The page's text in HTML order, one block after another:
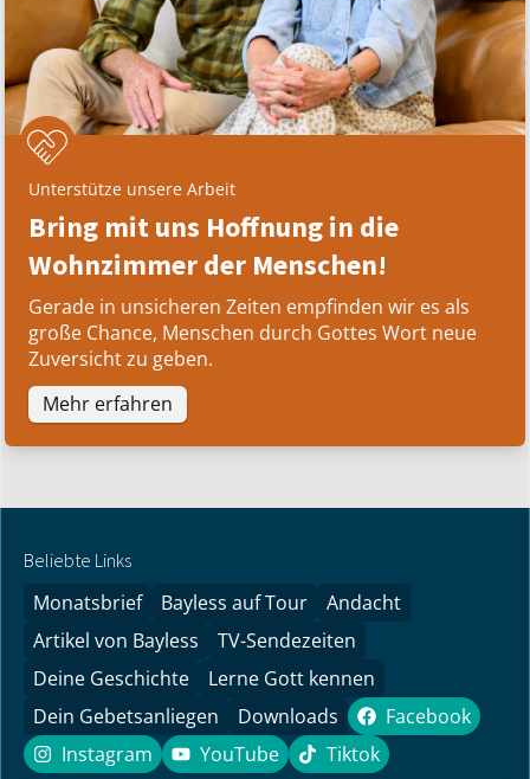
Unterstütze unsere Arbeit
Bring mit uns Hoffnung in die
Wohnzimmer der Menschen!
Gerade in unsicheren Zeiten empfinden wir es als
große Chance, Menschen durch Gottes Wort neue
Zuversicht zu geben.
Mehr erfahren
Beliebte Links
Monatsbrief Bayless auf Tour
Andacht
Artikel von Bayless
TV-Sendezeiten
Deine Geschichte
Lerne Gott kennen
Dein Gebetsanliegen
Downloads Facebook
Facebook
Instagram
Instagram YouTube
YouTube Tiktok
Tiktok